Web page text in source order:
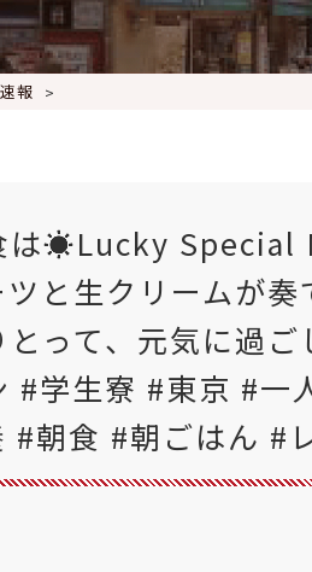
報 明日の朝食は☀Lucky Special
は☀Lucky Special
ツと生クリームが
って、元気に過ご
#学生寮 #東京 #一
#朝食 #朝ごはん #